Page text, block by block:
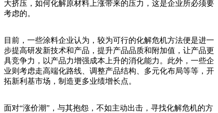
大挤压，如何化解原材料上涨带来的压力，这是企业所必须要
考虑的。
目前，一些涂料企业认为，较为可行的化解危机方法便是进一
步提高研发新技术和产品，提升产品品质和附加值，让产品更
具竞争力，以产品力增强成本上升的消化能力。此外，一些企
业则考虑走高端化路线、调整产品结构、多元化布局等等，开
拓新利基市场，制造更多业绩增长点。
面对“涨价潮”，与其抱怨，不如主动出击，寻找化解危机的方